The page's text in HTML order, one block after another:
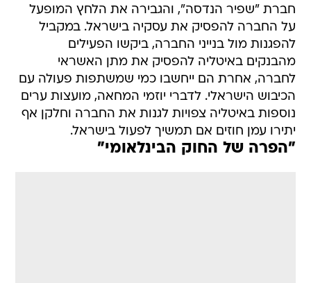
חברת "שפיר הנדסה", והגבירה את הלחץ המופעל
על החברה להפסיק את עסקיה בישראל. במקביל
להפגנות מול בנייני החברה, ביקשו הפעילים
מהבנקים באיטליה להפסיק את מתן האשראי
לחברה, אחרת הם ייחשבו כמי שמשתפות פעולה עם
הכיבוש הישראלי. לדברי יוזמי המחאה, מועצות ערים
נוספות באיטליה צפויות לגנות את החברה וחלקן אף
יתירו עמן חוזים אם תמשיך לפעול בישראל.
"הפרה של החוק הבינלאומי"